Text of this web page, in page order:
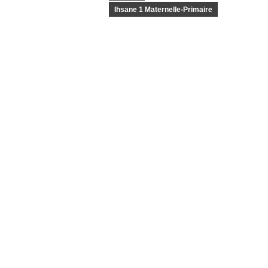
Ihsane 1 Maternelle-Primaire